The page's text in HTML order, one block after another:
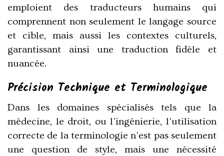
emploient des traducteurs humains qui
comprennent non seulement le langage source
et cible, mais aussi les contextes culturels,
garantissant ainsi une traduction fidèle et
nuancée.
Précision Technique et Terminologique
Dans les domaines spécialisés tels que la
médecine, le droit, ou l'ingénierie, l'utilisation
correcte de la terminologie n'est pas seulement
une question de style, mais une nécessité